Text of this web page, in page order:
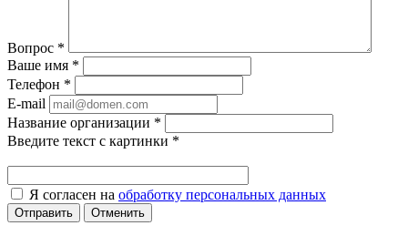
Вопрос *
Ваше имя *
Телефон *
E-mail
Название организации *
Введите текст с картинки *
Я согласен на обработку персональных данных
Отменить